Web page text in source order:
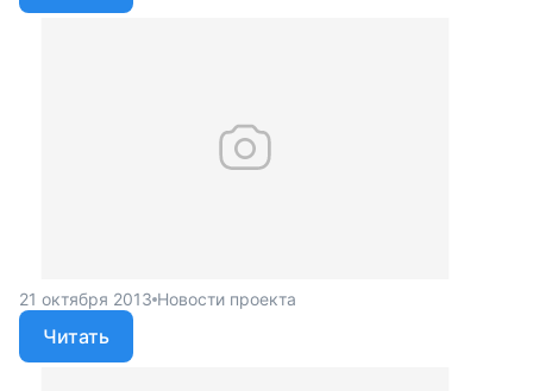
21 октября 2013 Новости проекта
Читать